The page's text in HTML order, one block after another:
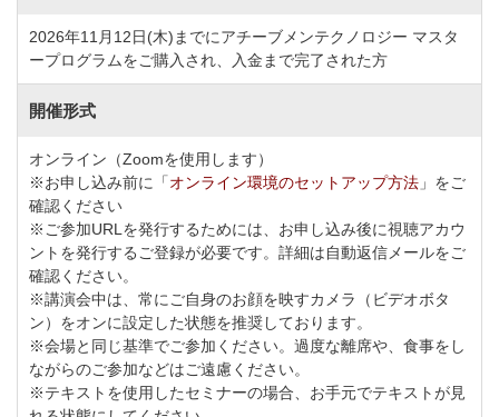
2026年11月12日(木)までにアチーブメンテクノロジー マスタ
ープログラムをご購入され、入金まで完了された方
開催形式
オンライン（Zoomを使用します）
※お申し込み前に「オンライン環境のセットアップ方法 」をご
確認ください
※ご参加URLを発行するためには、お申し込み後に視聴アカウ
ントを発行するご登録が必要です。詳細は自動返信メールをご
確認ください。
※講演会中は、常にご自身のお顔を映すカメラ（ビデオボタ
ン）をオンに設定した状態を推奨しております。
※会場と同じ基準でご参加ください。過度な離席や、食事をし
ながらのご参加などはご遠慮ください。
※テキストを使用したセミナーの場合、お手元でテキストが見